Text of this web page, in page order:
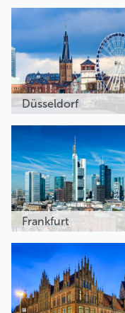
Düsseldorf
Frankfurt